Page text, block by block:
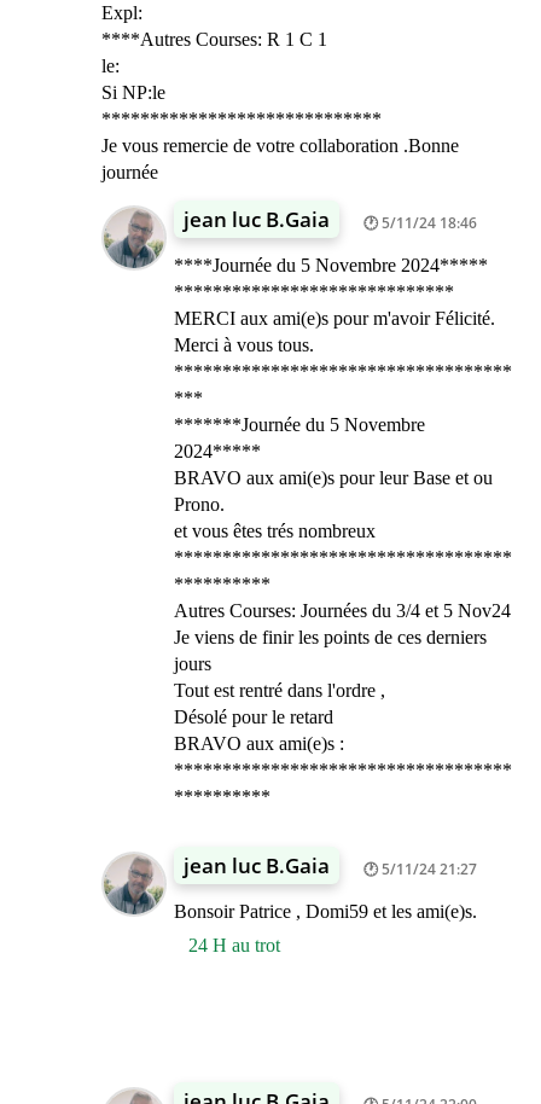
Expl:
****Autres Courses: R 1 C 1
le:
Si NP:le
*****************************
Je vous remercie de votre collaboration .Bonne
journée
jean luc B.Gaia 5/11/24 18:46
****Journée du 5 Novembre 2024*****
*****************************
MERCI aux ami(e)s pour m'avoir Félicité.
Merci à vous tous.
***********************************
***
*******Journée du 5 Novembre
2024*****
BRAVO aux ami(e)s pour leur Base et ou
Prono.
et vous êtes trés nombreux
***********************************
**********
Autres Courses: Journées du 3/4 et 5 Nov24
Je viens de finir les points de ces derniers
jours
Tout est rentré dans l'ordre ,
Désolé pour le retard
BRAVO aux ami(e)s :
***********************************
**********
jean luc B.Gaia 5/11/24 21:27
Bonsoir Patrice , Domi59 et les ami(e)s.
24 H au trot